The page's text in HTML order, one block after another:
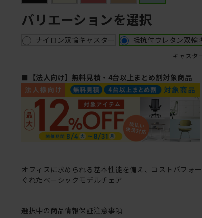
バリエーションを選択
ナイロン双輪キャスター 抵抗付ウレタン双輪
キャスタ
■【法人向け】無料見積・4台以上まとめ割対象商品
オフィスに求められる基本性能を備え、コストパフォ
ぐれたベーシックモデルチェア
選択中の商品情報保証注意事項